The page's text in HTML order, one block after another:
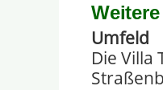
Umfeld
Die Villa